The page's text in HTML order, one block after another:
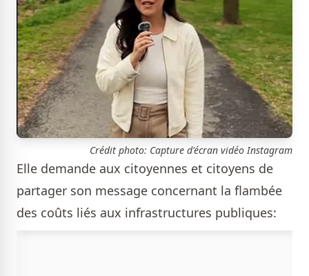
Crédit photo: Capture d'écran vidéo Instagram
Elle demande aux citoyennes et citoyens de
partager son message concernant la flambée
des coûts liés aux infrastructures publiques: